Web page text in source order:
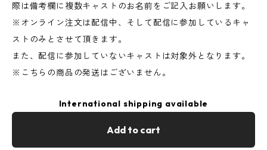
際は備考欄に複数キャストのお名前をご記入お願いします。
※オンライン注文は配信中、そして配信に参加しているキャ
ストのみとさせて頂きます。
また、配信に参加していないキャストは対象外となります。
※こちらの商品の発送はございません。
International shipping available
Add to cart